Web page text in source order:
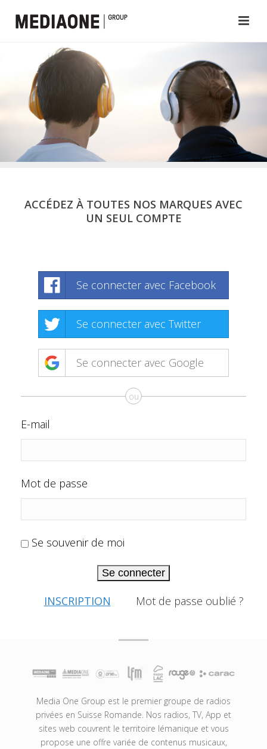
ACCÉDEZ À TOUTES NOS MARQUES AVEC
UN SEUL COMPTE
Se connecter avec Facebook
Se connecter avec Twitter
Se connecter avec Google
ou
E-mail
Mot de passe
Se souvenir de moi
Se connecter
INSCRIPTION Mot de passe oublié ?
Media One Group est le premier groupe de radios
privées en Suisse Romande. Nos radios, TV, App et
sites web couvrent le territoire lémanique et vous
propose une offre variée de contenus musicaux,